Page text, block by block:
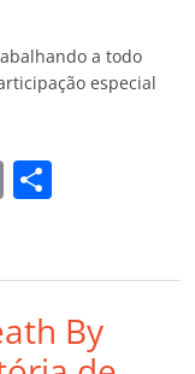
a todo
especial
C
y
Li
p
ar
By